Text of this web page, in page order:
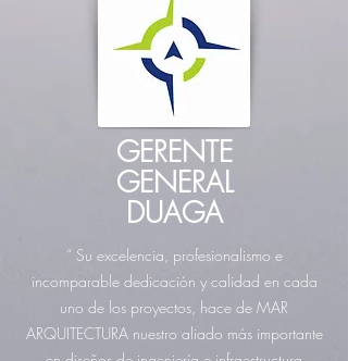
GERENTE
GENERAL
DUAGA
“ Su excelencia, profesionalismo e
incomparable dedicación y calidad en cada
uno de los proyectos, hace de MAR
ARQUITECTURA nuestro aliado más importante